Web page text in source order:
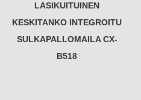
LASIKUITUINEN
KESKITANKO INTEGROITU
SULKAPALLOMAILA CX-
B518